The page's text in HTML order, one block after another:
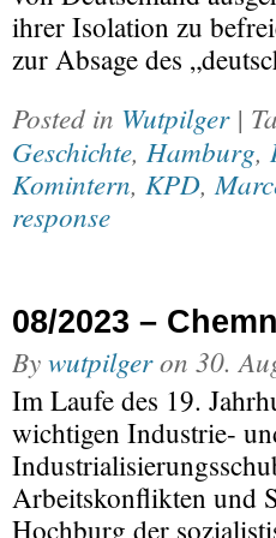
ihrer Isolation zu
zur Absage des
Posted in Wutpilger |
Geschichte, Hamburg,
Komintern, KPD,
response
08/2023 –
Bywutpilgeron 30.
Im Laufe des 19.
wichtigen Industrie-
Arbeitskonflikten und
Hochburg der